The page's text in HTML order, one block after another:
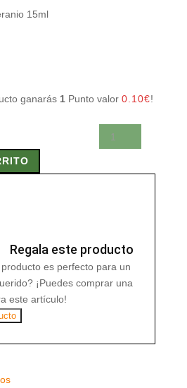
15ml
ganarás 1Punto valor 0.10€!
Regala este producto
es perfecto para un
¡Puedes comprar una
este artículo!